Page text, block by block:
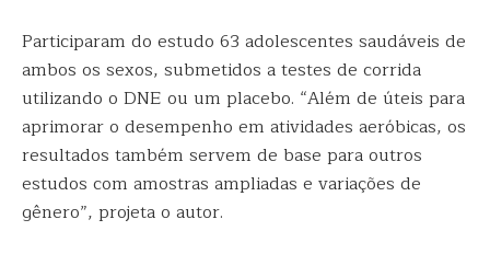
Participaram do estudo 63 adolescentes saudáveis de
ambos os sexos, submetidos a testes de corrida
utilizando o DNE ou um placebo. “Além de úteis para
aprimorar o desempenho em atividades aeróbicas, os
resultados também servem de base para outros
estudos com amostras ampliadas e variações de
gênero”, projeta o autor.